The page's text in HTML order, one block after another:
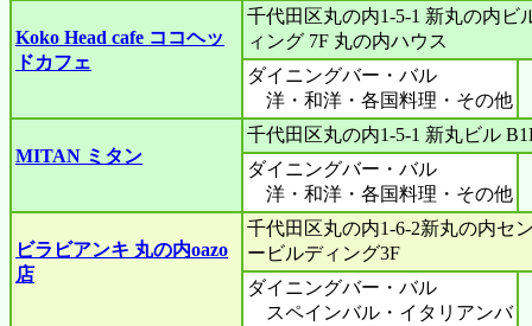
Koko Head cafe ココヘッ
ドカフェ
千代田区丸の内1-5-1 新丸の内ビ
ィング 7F 丸の内ハウス
ダイニングバー・バル
洋・和洋・各国料理・その他
MITAN ミタン
千代田区丸の内1-5-1 新丸ビル
ダイニングバー・バル
洋・和洋・各国料理・その他
ビラビアンキ 丸の内oazo
店
千代田区丸の内1-6-2新丸の内セ
ービルディング3F
ダイニングバー・バル
スペインバル・イタリアンバ